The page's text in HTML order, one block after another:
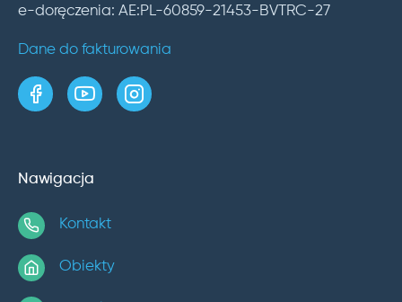
e-doręczenia: AE:PL-60859-21453-BVTRC-27
Dane do fakturowania
strona w serwisie Facebook
kanał w serwisie YouTube
profil w serwisie Instagram
Nawigacja
Kontakt
Obiekty